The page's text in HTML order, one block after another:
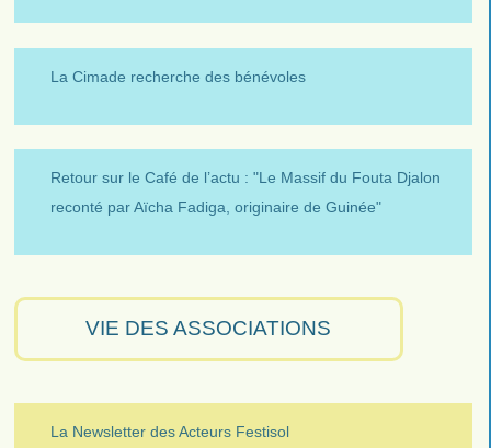
La Cimade recherche des bénévoles
Retour sur le Café de l’actu : "Le Massif du Fouta Djalon
reconté par Aïcha Fadiga, originaire de Guinée"
VIE DES ASSOCIATIONS
La Newsletter des Acteurs Festisol